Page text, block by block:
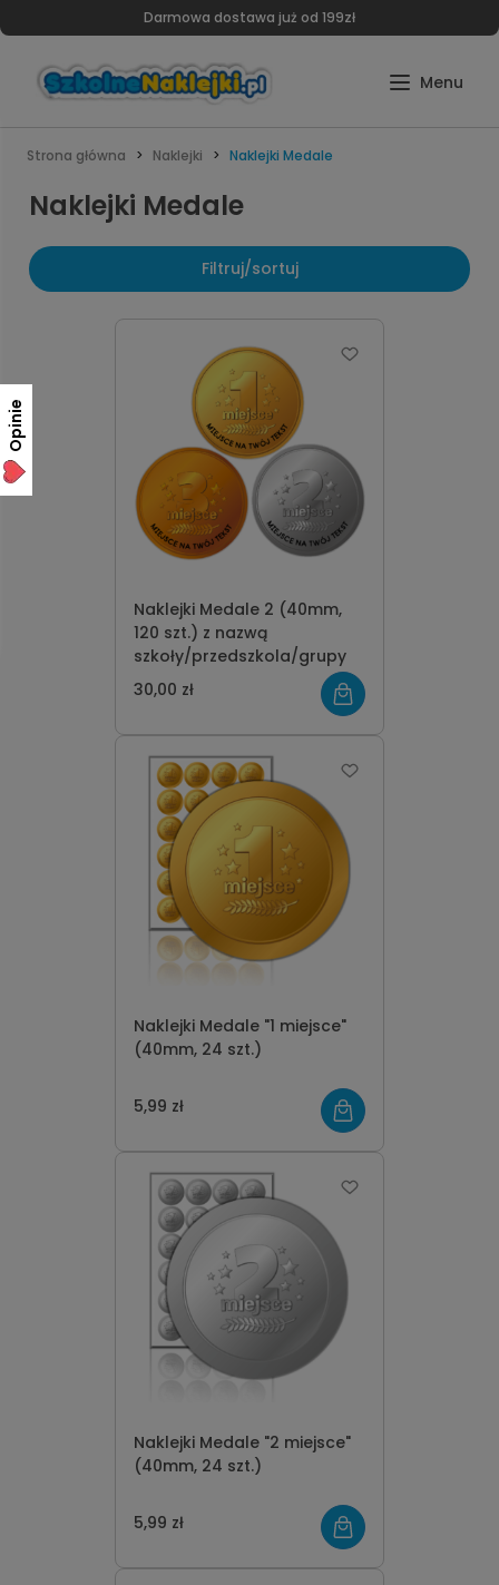
Darmowa dostawa już od 199zł
Strona główna Naklejki Naklejki Medale
Naklejki Medale
Filtruj/sortuj
Naklejki Medale 2 (40mm,
120 szt.) z nazwą
szkoły/przedszkola/grupy
30,00 zł
Naklejki Medale "1 miejsce"
(40mm, 24 szt.)
5,99 zł
Naklejki Medale "2 miejsce"
(40mm, 24 szt.)
5,99 zł
Opinie